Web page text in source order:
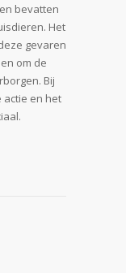
bevatten
Het
gevaren
om de
Bij
actie en het